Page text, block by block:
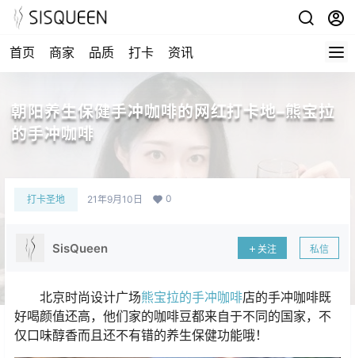
首页 商家 品质 打卡 资讯
朝阳养生保健手冲咖啡的网红打卡地–熊宝拉
的手冲咖啡
打卡圣地 21年9月10日 0
SisQueen 关注 私信
北京时尚设计广场熊宝拉的手冲咖啡店的手冲咖啡既
好喝颜值还高，他们家的咖啡豆都来自于不同的国家，不
仅口味醇香而且还不有错的养生保健功能哦！